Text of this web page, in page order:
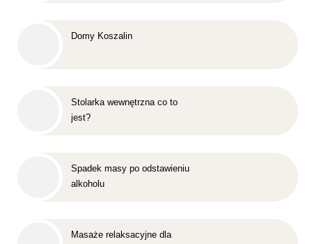
Domy Koszalin
Stolarka wewnętrzna co to
jest?
Spadek masy po odstawieniu
alkoholu
Masaże relaksacyjne dla